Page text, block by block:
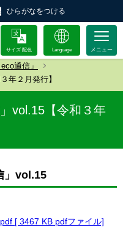
ひらがなをつける
サイズ 配色 Language
通信」
年２月発行】
vol.15【令和３年
」vol.15
[ 3467 KB pdfファイル]